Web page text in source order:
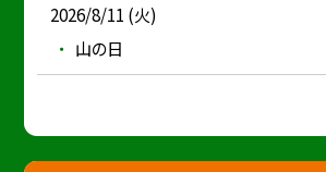
2026/8/11 (火)
山の日